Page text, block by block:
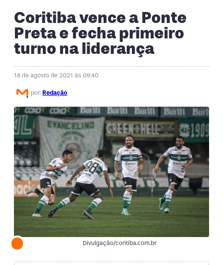
Coritiba vence a Ponte
Preta e fecha primeiro
turno na liderança
18 de agosto de 2021 às 09:40
por: Redação
Divulgação/coritiba.com.br